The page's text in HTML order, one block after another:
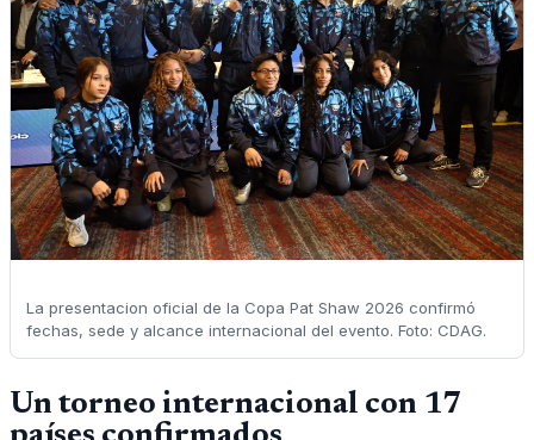
La presentacion oficial de la Copa Pat Shaw 2026 confirmó
fechas, sede y alcance internacional del evento. Foto: CDAG.
Un torneo internacional con 17